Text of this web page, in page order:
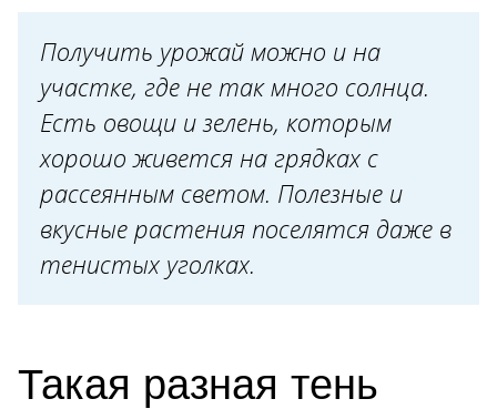
2. Пряные травы
3. Многолетние луки
4. Бобовые
5. Свекла и другие корнеплоды
6. Капуста
7. Кабачки
8. Спаржа
Получить урожай можно и на
участке, где не так много солнца.
Есть овощи и зелень, которым
хорошо живется на грядках с
рассеянным светом. Полезные и
вкусные растения поселятся даже в
тенистых уголках.
Такая разная тень